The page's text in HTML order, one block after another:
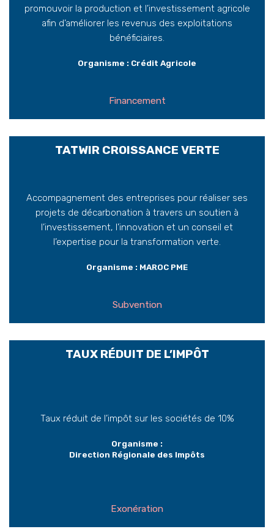
promouvoir la production et l’investissement agricole
afin d’améliorer les revenus des exploitations
bénéficiaires.
Organisme : Crédit Agricole
Financement
TATWIR CROISSANCE VERTE
Accompagnement des entreprises pour réaliser ses
projets de décarbonation à travers un soutien à
l’investissement, l’innovation et un conseil et
l’expertise pour la transformation verte.
Organisme : MAROC PME
Subvention
TAUX RÉDUIT DE L’IMPÔT
Taux réduit de l’impôt sur les sociétés de 10%
Organisme :
Direction Régionale des Impôts
Exonération